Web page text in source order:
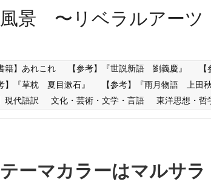
景 〜リベラルアーツ
籍】あれこれ 【参考】『世説新語 劉義慶』
】『草枕 夏目漱石』 【参考】『雨月物語 上田
現代語訳 文化・芸術・文学・言語 東洋思想・哲
ーマカラーはマルサラ